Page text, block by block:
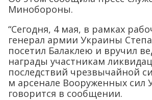
Минобороны.
“Сегодня, 4 мая, в рамках
генерал армии Украины
посетил Балаклею и вручил
награды участникам
последствий чрезвычайной
м арсенале Вооруженных сил
говорится в сообщении.